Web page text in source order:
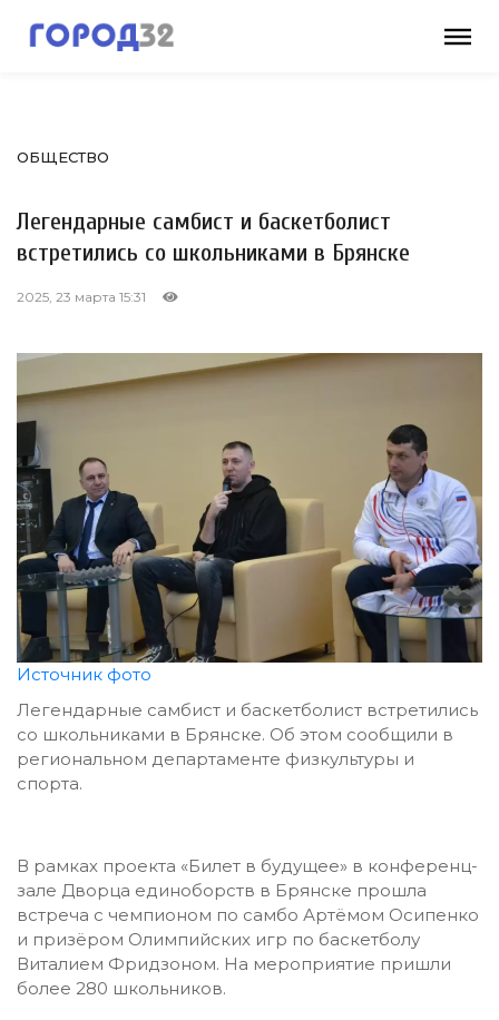
ОБЩЕСТВО
Легендарные самбист и баскетболист
встретились со школьниками в Брянске
2025, 23 марта 15:31
Источник фото
Легендарные самбист и баскетболист встретились
со школьниками в Брянске. Об этом сообщили в
региональном департаменте физкультуры и
спорта.
В рамках проекта «Билет в будущее» в конференц-
зале Дворца единоборств в Брянске прошла
встреча с чемпионом по самбо Артёмом Осипенко
и призёром Олимпийских игр по баскетболу
Виталием Фридзоном. На мероприятие пришли
более 280 школьников.